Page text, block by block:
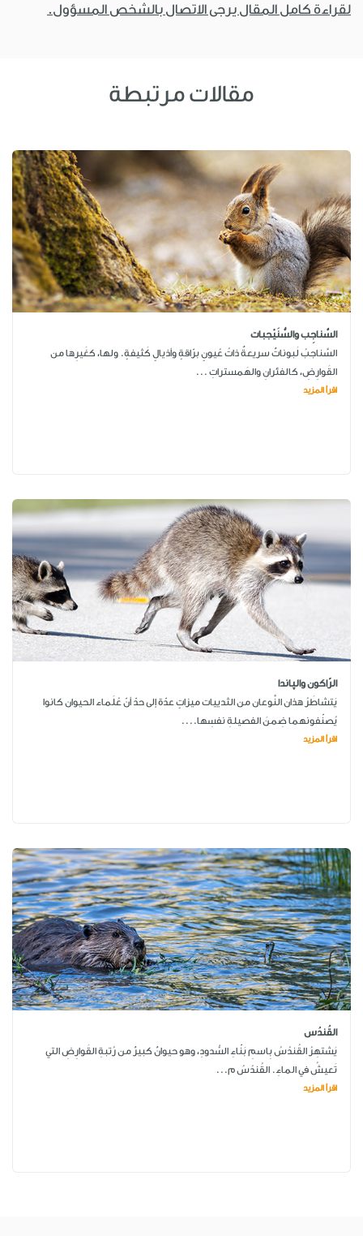
لقراءة كامل المقال يرجى الاتصال بالشخص المسؤول.
مقالات مرتبطة
السَّناجِب والسُّنَيْجبات
السَّناجبُ لَبوناتٌ سريعةٌ ذاتُ عُيونٍ برّاقةٍ وأذيالٍ كَثيفةٍ. ولها، كغَيرِها من
القَوارِضِ، كالفئرانِ والهَمستراتِ ...
اقرأ المزيد
الرّاكون والپاندا
يَتشاطَرُ هذان النَّوعان من الثدييات ميزاتٍ عدّة إلى حدّ أنّ عُلَماء الحيوان كانوا
يُصنّفونهما ضِمنَ الفصيلةِ نفسِها....
اقرأ المزيد
القُندُس
يَشتهِرُ القُندُسُ بِاسمِ بَنّاءِ السُّدودِ، وهو حيوانٌ كبيرٌ من رُتبةِ القَوارِضِ التي
تَعيشُ في الماءِ. القُندُسُ م...
اقرأ المزيد